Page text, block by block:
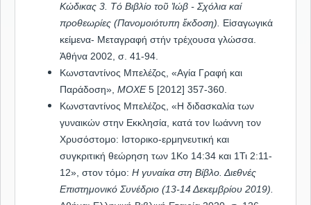
Κώδικας 3. Τό Βιβλίο τοῦ Ἰώβ - Σχόλια καί
προθεωρίες (Πανομοιότυπη ἔκδοση). Εἰσαγωγικά
κείμενα- Μεταγραφή στήν τρέχουσα γλώσσα.
Ἀθήνα 2002, σ. 41-94.
Κωνσταντίνος Μπελέζος, «Αγία Γραφή και
Παράδοση», ΜΟΧΕ5 [2012] 357-360.
Κωνσταντίνος Μπελέζος, «Η διδασκαλία των
γυναικών στην Εκκλησία, κατά τον Ιωάννη τον
Χρυσόστομο: Ιστορικο-ερμηνευτική και
συγκριτική θεώρηση των 1Κο 14:34 και 1Τι 2:11-
12», στον τόμο: Η γυναίκα στη Βίβλο. Διεθνές
Επιστημονικό Συνέδριο (13-14 Δεκεμβρίου 2019).